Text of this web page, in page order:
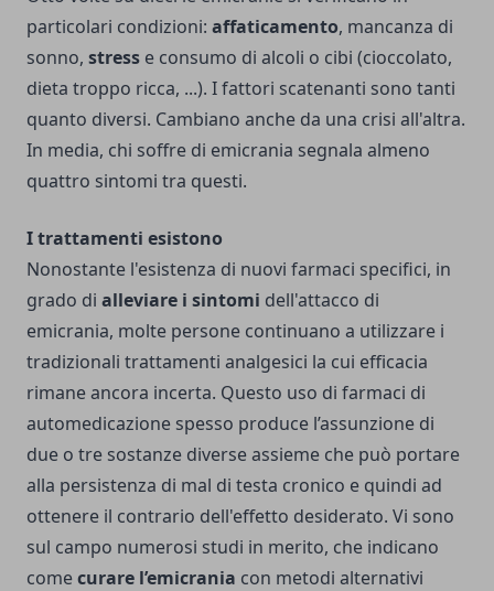
particolari condizioni: affaticamento, mancanza di
sonno, stress e consumo di alcoli o cibi (cioccolato,
dieta troppo ricca, ...). I fattori scatenanti sono tanti
quanto diversi. Cambiano anche da una crisi all'altra.
In media, chi soffre di emicrania segnala almeno
quattro sintomi tra questi.
I trattamenti esistono
Nonostante l'esistenza di nuovi farmaci specifici, in
grado di alleviare i sintomi dell'attacco di
emicrania, molte persone continuano a utilizzare i
tradizionali trattamenti analgesici la cui efficacia
rimane ancora incerta. Questo uso di farmaci di
automedicazione spesso produce l’assunzione di
due o tre sostanze diverse assieme che può portare
alla persistenza di mal di testa cronico e quindi ad
ottenere il contrario dell'effetto desiderato. Vi sono
sul campo numerosi studi in merito, che indicano
comecurare l’emicrania con metodi alternativi